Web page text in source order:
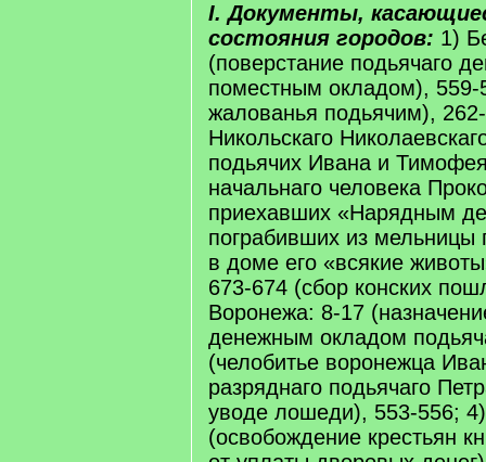
I. Документы,
состояния городов: 1)
(поверстание подьячаго
поместным окладом), 559-
жалованья подьячим),
Никольскаго
подьячих Ивана и
начальнаго человека
приехавших «Нарядным
пограбивших из
в доме его «всякие
673-674 (сбор конских
Воронежа: 8-17
денежным окладом
(челобитье воронежца
разряднаго подьячаго
уводе лошеди), 553-556;
(освобождение крестьян